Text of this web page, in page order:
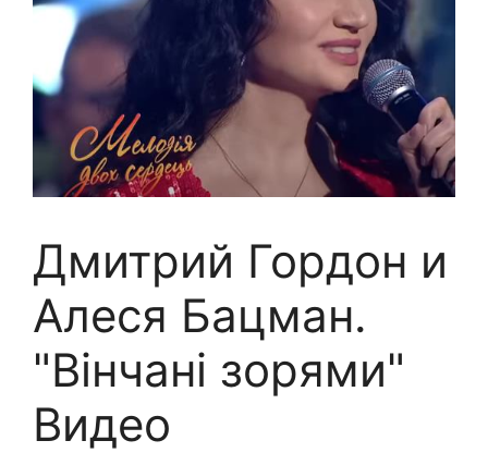
Дмитрий Гордон и
Алеся Бацман.
"Вінчані зорями"
Видео